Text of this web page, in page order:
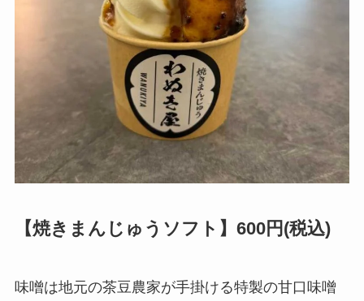
【焼きまんじゅうソフト】600円(税込)
味噌は地元の茶豆農家が手掛ける特製の甘口味噌